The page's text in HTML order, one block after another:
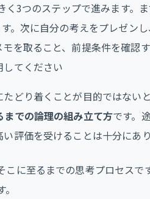
3つのステップで進みます。
。次に自分の考えをプレゼン
を取ること、前提条件を確認
てください
どり着くことが目的ではない
までの論理の組み立て方です。
評価を受けることは十分にあり
に至るまでの思考プロセスで